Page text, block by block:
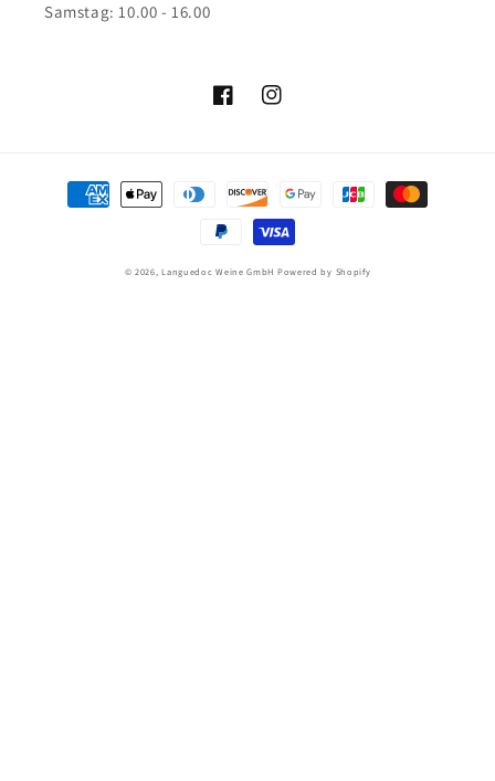
Samstag: 10.00 - 16.00
FacebookInstagram
Zahlungsmethoden
© 2026,Languedoc Weine GmbH Powered by Shopify